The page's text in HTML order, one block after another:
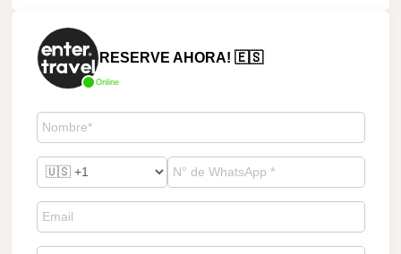
Online
RESERVE AHORA! 🇪🇸